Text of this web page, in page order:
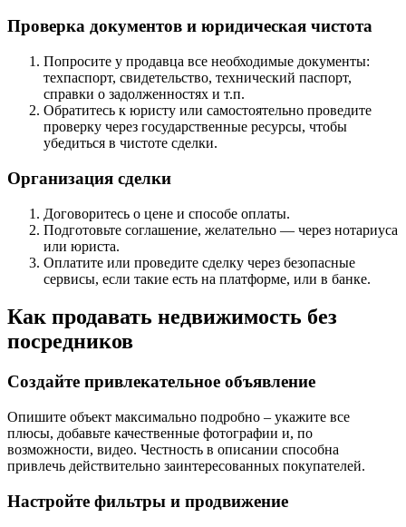
Проверка документов и юридическая чистота
Попросите у продавца все необходимые документы:
техпаспорт, свидетельство, технический паспорт,
справки о задолженностях и т.п.
Обратитесь к юристу или самостоятельно проведите
проверку через государственные ресурсы, чтобы
убедиться в чистоте сделки.
Организация сделки
Договоритесь о цене и способе оплаты.
Подготовьте соглашение, желательно — через нотариуса
или юриста.
Оплатите или проведите сделку через безопасные
сервисы, если такие есть на платформе, или в банке.
Как продавать недвижимость без
посредников
Создайте привлекательное объявление
Опишите объект максимально подробно – укажите все
плюсы, добавьте качественные фотографии и, по
возможности, видео. Честность в описании способна
привлечь действительно заинтересованных покупателей.
Настройте фильтры и продвижение